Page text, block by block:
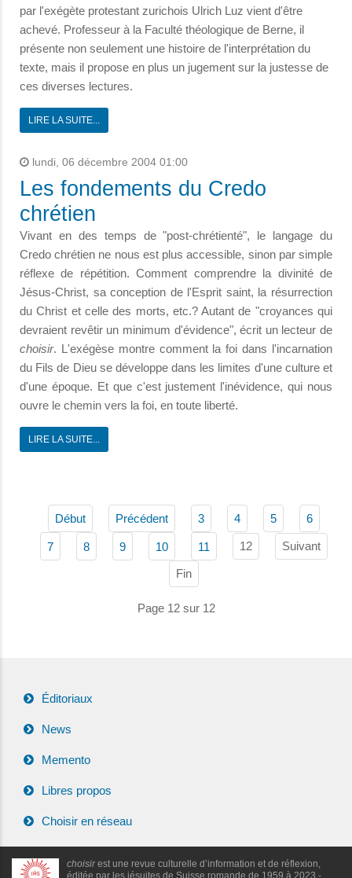
par l'exégète protestant zurichois Ulrich Luz vient d'être
achevé. Professeur à la Faculté théologique de Berne, il
présente non seulement une histoire de l'interprétation du
texte, mais il propose en plus un jugement sur la justesse de
ces diverses lectures.
LIRE LA SUITE...
lundi, 06 décembre 2004 01:00
Les fondements du Credo
chrétien
Vivant en des temps de "post-chrétienté", le langage du
Credo chrétien ne nous est plus accessible, sinon par simple
réflexe de répétition. Comment comprendre la divinité de
Jésus-Christ, sa conception de l'Esprit saint, la résurrection
du Christ et celle des morts, etc.? Autant de "croyances qui
devraient revêtir un minimum d'évidence", écrit un lecteur de
choisir. L'exégèse montre comment la foi dans l'incarnation
du Fils de Dieu se développe dans les limites d'une culture et
d'une époque. Et que c'est justement l'inévidence, qui nous
ouvre le chemin vers la foi, en toute liberté.
LIRE LA SUITE...
Début Précédent 3 4 5 6
7 8 9 10 11 12 Suivant
Fin
Page 12 sur 12
Éditoriaux
News
Memento
Libres propos
Choisir en réseau
choisirest une revue culturelle d’information et de réflexion,
éditée par les jésuites de Suisse romande de 1959 à 2023 -